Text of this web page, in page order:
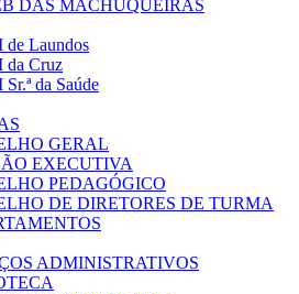
DAS MACHUQUEIRAS
de Laundos
da Cruz
Sr.ª da Saúde
GERAL
EXECUTIVA
PEDAGÓGICO
DE DIRETORES DE TURMA
ADMINISTRATIVOS